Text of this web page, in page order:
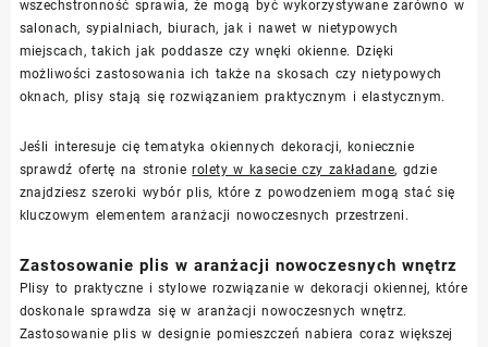
wszechstronność sprawia, że mogą być wykorzystywane zarówno w
salonach, sypialniach, biurach, jak i nawet w nietypowych
miejscach, takich jak poddasze czy wnęki okienne. Dzięki
możliwości zastosowania ich także na skosach czy nietypowych
oknach, plisy stają się rozwiązaniem praktycznym i elastycznym.
Jeśli interesuje cię tematyka okiennych dekoracji, koniecznie
sprawdź ofertę na stronierolety w kasecie czy zakładane, gdzie
znajdziesz szeroki wybór plis, które z powodzeniem mogą stać się
kluczowym elementem aranżacji nowoczesnych przestrzeni.
Zastosowanie plis w aranżacji nowoczesnych wnętrz
Plisy to praktyczne i stylowe rozwiązanie w dekoracji okiennej, które
doskonale sprawdza się w aranżacji nowoczesnych wnętrz.
Zastosowanie plis w designie pomieszczeń nabiera coraz większej